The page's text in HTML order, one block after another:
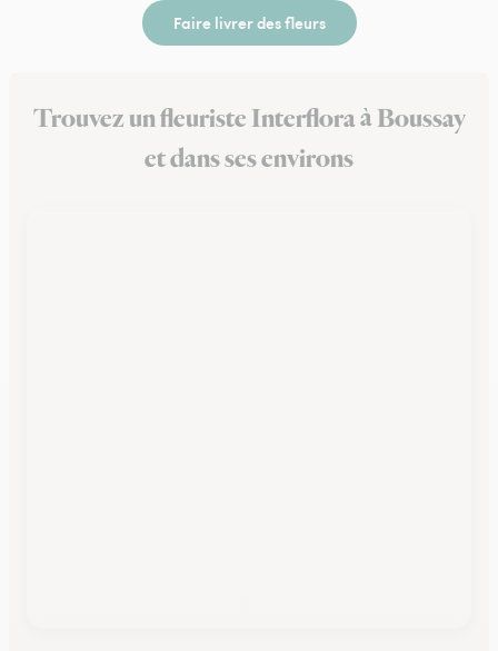
Faire livrer des fleurs
Trouvez un fleuriste Interflora à Boussay
et dans ses environs